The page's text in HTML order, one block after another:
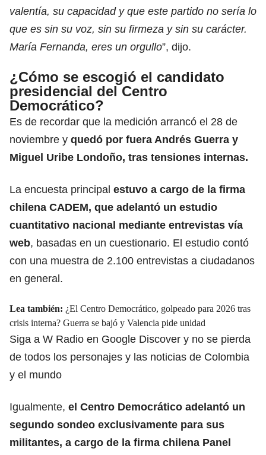
valentía, su capacidad y que este partido no sería lo
que es sin su voz, sin su firmeza y sin su carácter.
María Fernanda, eres un orgullo”, dijo.
¿Cómo se escogió el candidato
presidencial del Centro
Democrático?
Es de recordar que la medición arrancó el 28 de
noviembre y quedó por fuera Andrés Guerra y
Miguel Uribe Londoño, tras tensiones internas.
La encuesta principal estuvo a cargo de la firma
chilena CADEM, que adelantó un estudio
cuantitativo nacional mediante entrevistas vía
web, basadas en un cuestionario. El estudio contó
con una muestra de 2.100 entrevistas a ciudadanos
en general.
Lea también: ¿El Centro Democrático, golpeado para 2026 tras
crisis interna? Guerra se bajó y Valencia pide unidad
Siga a W Radio en Google Discover y no se pierda
de todos los personajes y las noticias de Colombia
y el mundo
Igualmente, el Centro Democrático adelantó un
segundo sondeo exclusivamente para sus
militantes, a cargo de la firma chilena Panel